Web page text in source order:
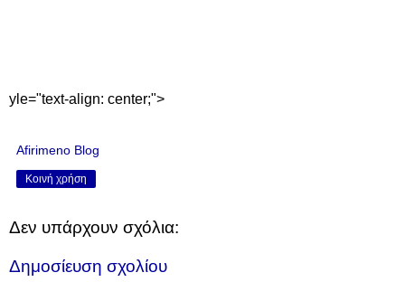
yle="text-align: center;">
Afirimeno Blog
Κοινή χρήση
Δεν υπάρχουν σχόλια:
Δημοσίευση σχολίου